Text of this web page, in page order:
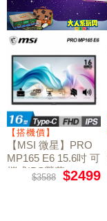
W11
【搭機價】
【MSI 微星】PRO
MP165 E6 15.6吋 可
攜式IPS螢幕
$3588 $2499